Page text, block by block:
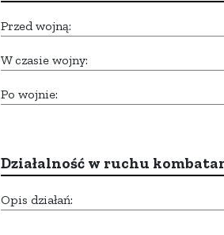
Przed wojną:
W czasie wojny:
Po wojnie:
Działalność w ruchu
Opis działań: